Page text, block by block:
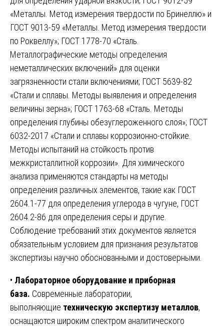
«Металлы. Метод измерения твердости по Бринеллю» и
ГОСТ 9013-59 «Металлы. Метод измерения твердости
по Роквеллу»; ГОСТ 1778-70 «Сталь.
Металлографические методы определения
неметаллических включений» для оценки
загрязненности стали включениями; ГОСТ 5639-82
«Стали и сплавы. Методы выявления и определения
величины зерна»; ГОСТ 1763-68 «Сталь. Методы
определения глубины обезуглероженного слоя»; ГОСТ
6032-2017 «Стали и сплавы коррозионно-стойкие.
Методы испытаний на стойкость против
межкристаллитной коррозии». Для химического
анализа применяются стандарты на методы
определения различных элементов, такие как ГОСТ
2604.1-77 для определения углерода в чугуне, ГОСТ
2604.2-86 для определения серы и другие.
Соблюдение требований этих документов является
обязательным условием для признания результатов
экспертизы научно обоснованными и достоверными.
• Лабораторное оборудование и приборная
база. Современные лаборатории,
выполняющие техническую экспертизу металлов,
оснащаются широким спектром аналитического